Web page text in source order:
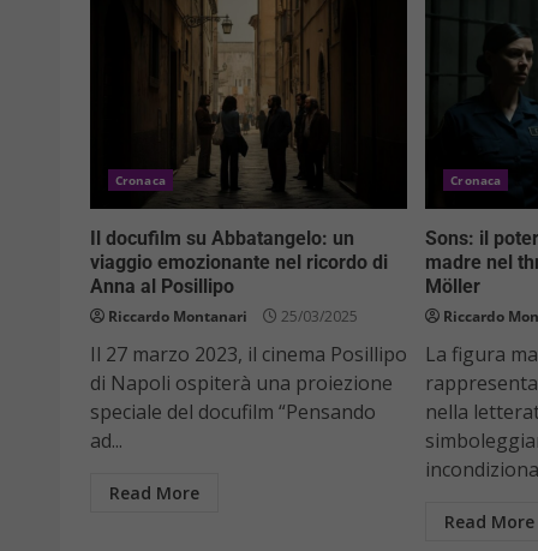
Cronaca
Il docufilm su Abbatangelo: un
viaggio emozionante nel ricordo di
Anna al Posillipo
Riccardo Montanari 25/03/2025
Il 27 marzo 2023, il cinema Posillipo
di Napoli ospiterà una proiezione
speciale del docufilm “Pensando
ad...
Read More
Cronaca
Sons: il
madre nel
Möller
Riccardo
La figura
nella
Read More